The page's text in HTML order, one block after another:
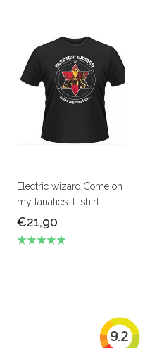
Electric wizard Come on
my fanatics T-shirt
€21,90